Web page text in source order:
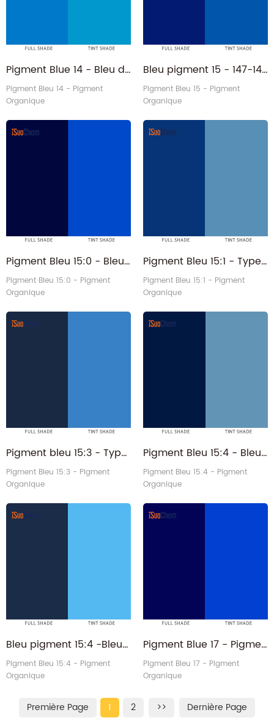
Pigment Blue 14 - Bleu de toner rapide léger PB14 CAS No.1325-88-8 pour encres à base d'eau
Pigment Bleu 14 - Pigment
Organique
Bleu pigment 15 - 147-14-8 Bleu de phtalocyanine PB15 pour encres
Pigment Bleu 15 - Pigment
Organique
Pigment Bleu 15:0 - Bleu clair rapide Alpha Blue PB15:0 PB150 Pigment Organique
Pigment Bleu 15:0 - Pigment
Organique
Pigment Bleu 15:1 - Type universel Bleu de phtalocyanine primaire PB15:1 PB151 Pigment
Pigment Bleu 15:1 - Pigment
Organique
Pigment bleu 15:3 - Type universel bleu royal pathalo PB15:3 PB153 pigment bleu de phtalocyanine
Pigment Bleu 15:3 - Pigment
Organique
Pigment Bleu 15:4 - Bleu de phtalocyanine PB15:4 PB154 HB154 Pigment Organique
Pigment Bleu 15:4 - Pigment
Organique
Bleu pigment 15:4 -Bleu de phtalo Bleu cyan PB15.4 PB154 Bleu de phtalocyanine
Pigment Bleu 15:4 - Pigment
Organique
Pigment Blue 17 - Pigment organique malachite bleu ciel lac QB17 PB17
Pigment Bleu 17 - Pigment
Organique
Première Page 1 2 >> Dernière Page